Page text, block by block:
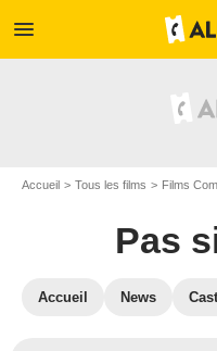
menu
Accueil Tous les films Films
Pas
Accueil News